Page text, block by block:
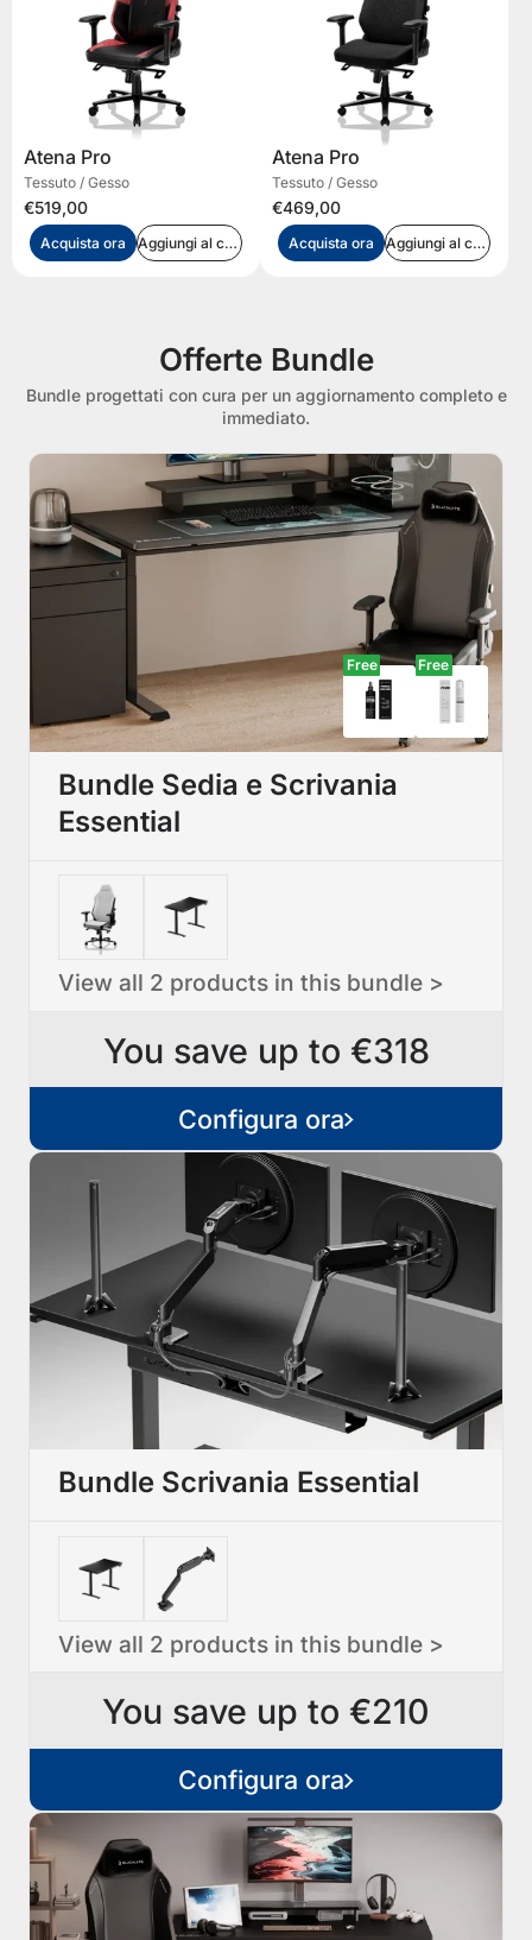
Atena Pro
Tessuto / Gesso
€519,00
Acquista ora Aggiungi al carrello
Atena Pro
Tessuto / Gesso
€469,00
Acquista ora Aggiungi al carrello
Offerte Bundle
Bundle progettati con cura per un aggiornamento completo e
immediato.
Free Free
Bundle Sedia e Scrivania
Essential
View all 2 products in this bundle >
You save up to €318
Configura ora
Bundle Scrivania Essential
View all 2 products in this bundle >
You save up to €210
Configura ora